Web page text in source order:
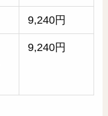
9,240円
9,240円